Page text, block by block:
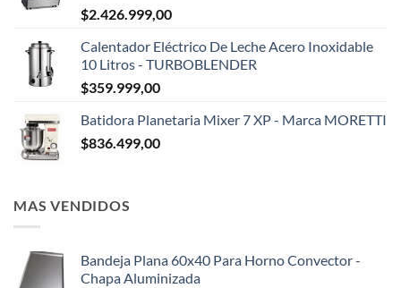
$2.426.999,00
Calentador Eléctrico De Leche Acero Inoxidable
10 Litros - TURBOBLENDER
$359.999,00
Batidora Planetaria Mixer 7 XP - Marca MORETTI
$836.499,00
MAS VENDIDOS
Bandeja Plana 60x40 Para Horno Convector -
Chapa Aluminizada